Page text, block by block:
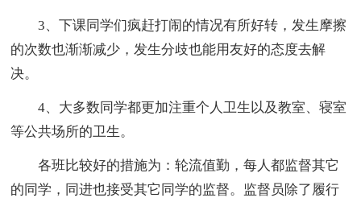
3、下课同学们疯赶打闹的情况有所好转，发生摩擦
的次数也渐渐减少，发生分歧也能用友好的态度去解
决。
4、大多数同学都更加注重个人卫生以及教室、寝室
等公共场所的卫生。
各班比较好的措施为：轮流值勤，每人都监督其它
的同学，同进也接受其它同学的监督。监督员除了履行